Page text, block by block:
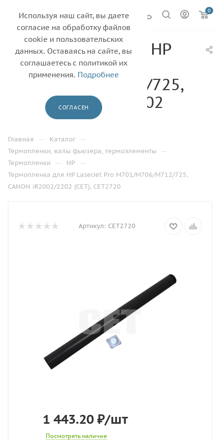
0
Термопленка для HP
LaserJet Pro
M701/M706/M712/725,
CANON iR2002/2202
(CET), CET2720
Главная — Каталог —
Термопленки, валы фьюзера, термоэлементы —
Термопленки — HP —
Термопленка для HP LaserJet Pro M701/M706/M712/725,
CANON iR2002/2202 (CET), CET2720
Артикул: CET2720
1 443.20 ₽/шт
Посмотреть наличие
Используя наш сайт, вы даете
согласие на обработку файлов
cookie и пользовательских
данных. Оставаясь на сайте, вы
соглашаетесь с политикой их
применения. Подробнее
СОГЛАСЕН